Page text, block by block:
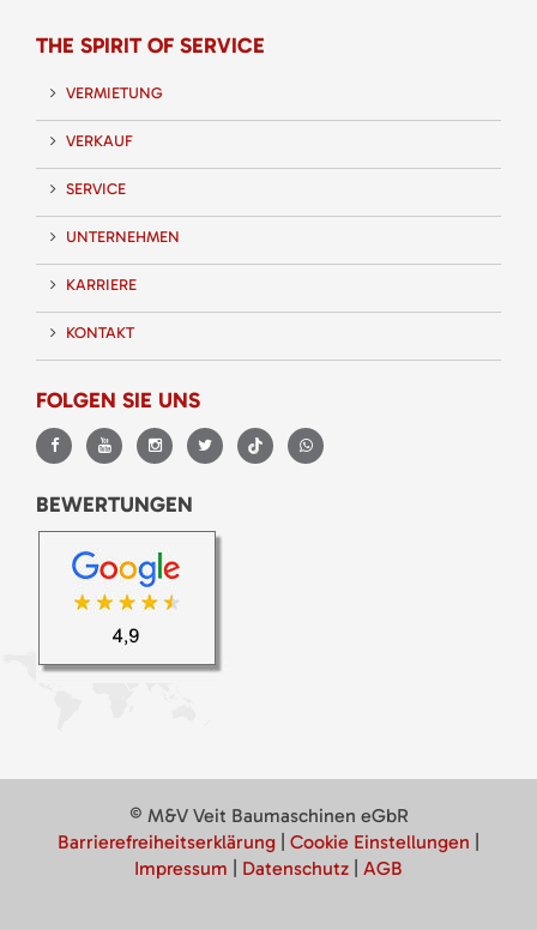
THE SPIRIT OF SERVICE
VERMIETUNG
VERKAUF
SERVICE
UNTERNEHMEN
KARRIERE
KONTAKT
FOLGEN SIE UNS
BEWERTUNGEN
© M&V Veit Baumaschinen eGbR
Barrierefreiheitserklärung
Cookie Einstellungen
Impressum
Datenschutz AGB